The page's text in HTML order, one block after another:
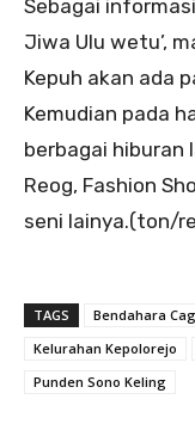
Sebagai
Jiwa Ulu wetu’,
Kepuh akan ada
Kemudian pada
berbagai hiburan
Reog, Fashion
seni lainya.(ton/
TAGS Bendahara
Kelurahan Kepolorejo
Punden Sono Keling